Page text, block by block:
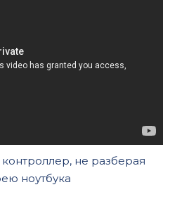
контроллер, не разберая
ноутбука